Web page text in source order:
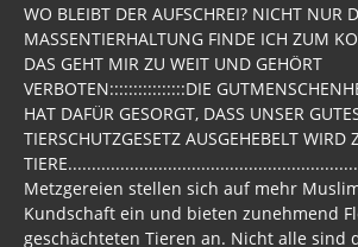
MASSENTIERHALTUNG FINDE ICH ZUM
DAS GEHT MIR ZU WEIT UND GEHÖRT
VERBOTEN::::::::::::::::DIE
HAT DAFÜR GESORGT, DASS UNSER
TIERSCHUTZGESETZ AUSGEHEBELT WIRD
Metzgereien stellen sich auf mehr
Kundschaft ein und bieten zunehmend
geschächteten Tieren an. Nicht alle sind
"Schächten" ist das rituelle Schlachten